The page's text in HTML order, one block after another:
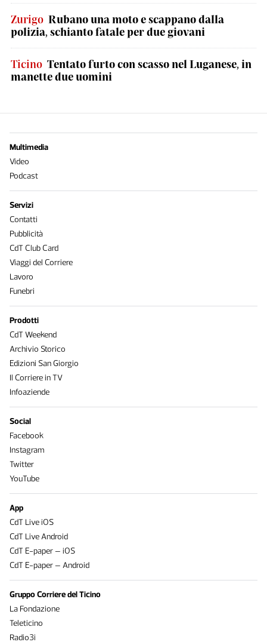
Zurigo Rubano una moto e scappano dalla
polizia, schianto fatale per due giovani
Ticino Tentato furto con scasso nel Luganese, in
manette due uomini
Multimedia
Video
Podcast
Servizi
Contatti
Pubblicità
CdT Club Card
Viaggi del Corriere
Lavoro
Funebri
Prodotti
CdT Weekend
Archivio Storico
Edizioni San Giorgio
Il Corriere in TV
Infoaziende
Social
Facebook
Instagram
Twitter
YouTube
App
CdT Live iOS
CdT Live Android
CdT E-paper – iOS
CdT E-paper – Android
Gruppo Corriere del Ticino
La Fondazione
Teleticino
Radio3i